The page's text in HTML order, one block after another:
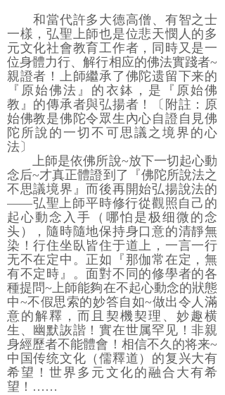
和當代許多大德高僧、有智之士
一樣，弘聖上師也是位悲天憫人的多
元文化社會教育工作者，同時又是一
位身體力行、解行相应的佛法實踐者~
親證者！上師繼承了佛陀遗留下来的
『原始佛法』的衣鉢，是『原始佛
教』的傳承者與弘揚者！〔附註：原
始佛教是佛陀令眾生內心自證自見佛
陀所說的一切不可思議之境界的心
法〕
上師是依佛所說~放下一切起心動
念后~才真正體證到了『佛陀所說法之
不思議境界』而後再開始弘揚說法的
――弘聖上師平時修行從觀照自己的
起心動念入手（哪怕是极细微的念
头），隨時隨地保持身口意的清靜無
染！行住坐臥皆住于道上，一言一行
无不在定中。正如『那伽常在定，無
有不定時』。面對不同的修學者的各
種提問~上師能夠在不起心動念的狀態
中~不假思索的妙答自如~做出令人滿
意的解釋，而且契機契理、妙趣横
生、幽默詼諧！實在世属罕见！非親
身經歷者不能體會！相信不久的将来~
中国传统文化（儒釋道）的复兴大有
希望！世界多元文化的融合大有希
望！……